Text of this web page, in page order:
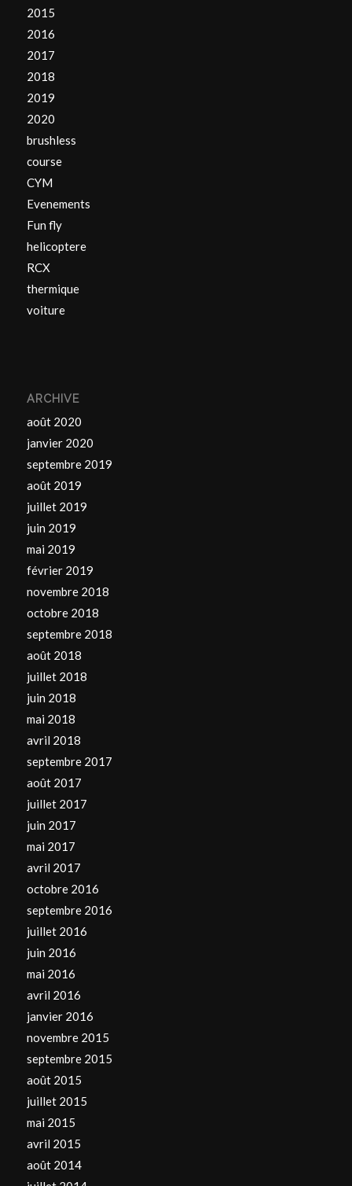
2015
2016
2017
2018
2019
2020
brushless
course
CYM
Evenements
Fun fly
helicoptere
RCX
thermique
voiture
ARCHIVE
août 2020
janvier 2020
septembre 2019
août 2019
juillet 2019
juin 2019
mai 2019
février 2019
novembre 2018
octobre 2018
septembre 2018
août 2018
juillet 2018
juin 2018
mai 2018
avril 2018
septembre 2017
août 2017
juillet 2017
juin 2017
mai 2017
avril 2017
octobre 2016
septembre 2016
juillet 2016
juin 2016
mai 2016
avril 2016
janvier 2016
novembre 2015
septembre 2015
août 2015
juillet 2015
mai 2015
avril 2015
août 2014